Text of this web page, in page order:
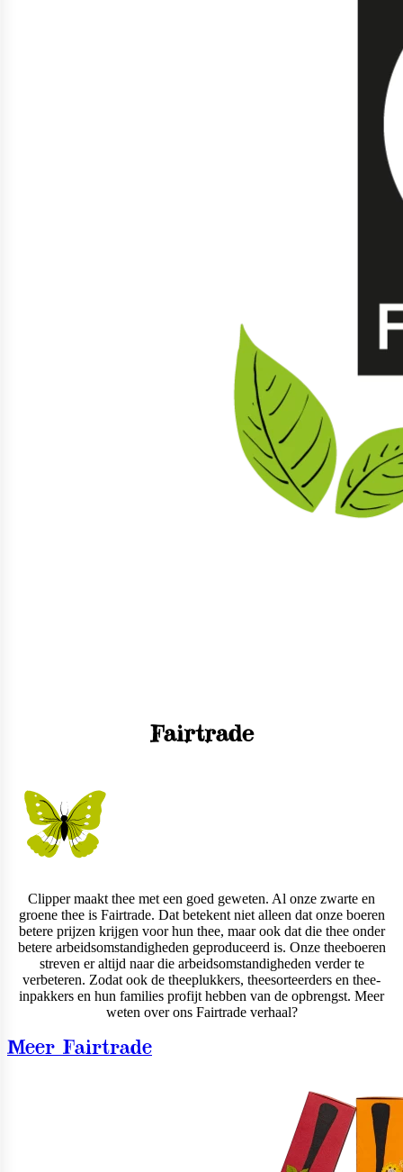
Fairtrade
Clipper maakt thee met een goed geweten. Al onze zwarte en
groene thee is Fairtrade. Dat betekent niet alleen dat onze boeren
betere prijzen krijgen voor hun thee, maar ook dat die thee onder
betere arbeidsomstandigheden geproduceerd is. Onze theeboeren
streven er altijd naar die arbeidsomstandigheden verder te
verbeteren. Zodat ook de theeplukkers, theesorteerders en thee-
inpakkers en hun families profijt hebben van de opbrengst. Meer
weten over ons Fairtrade verhaal?
Meer Fairtrade